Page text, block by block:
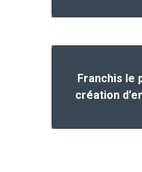
Franchis le
création